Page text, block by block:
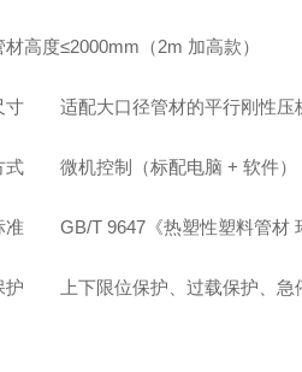
材高度≤2000mm（2m 加高款）
寸 适配大口径管材的平行刚性压
式 微机控制（标配电脑 + 软件）
准 GB/T 9647《热塑性塑料管材
护 上下限位保护、过载保护、急